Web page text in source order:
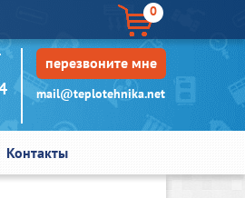
0
перезвоните мне
mail@teplotehnika.net
Контакты